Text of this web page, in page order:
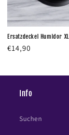
Ersatzdeckel Humidor XL
Normaler
€14,90
Info
Suchen